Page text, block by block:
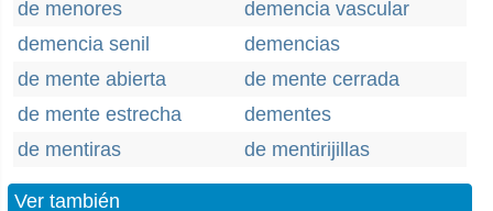
de menores
demencia vascular
demencia senil
demencias
de mente abierta
de mente cerrada
de mente estrecha
dementes
de mentiras
de mentirijillas
Ver también